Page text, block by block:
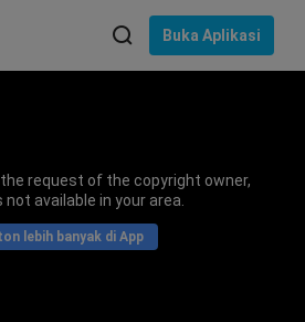
Buka Aplikasi
request of the copyright owner,
available in your area.
lebih banyak di App